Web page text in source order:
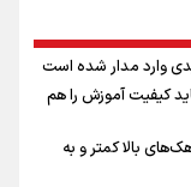
کیفیت آموزش را هم
بالا کمتر و به